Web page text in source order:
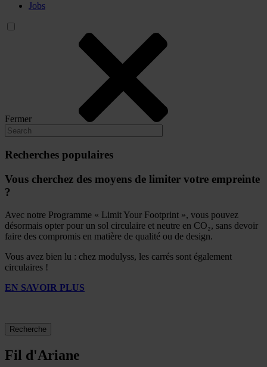
Jobs
Fermer
Recherches populaires
Vous cherchez des moyens de limiter votre empreinte
?
Avec notre Programme « Limit Your Footprint », vous pouvez
désormais opter pour un sol circulaire et neutre en CO₂, sans devoir
faire des compromis en matière de qualité ou de design.
Vous avez bien lu : chez modulyss, les carrés sont également
circulaires !
EN SAVOIR PLUS
Recherche
Fil d'Ariane